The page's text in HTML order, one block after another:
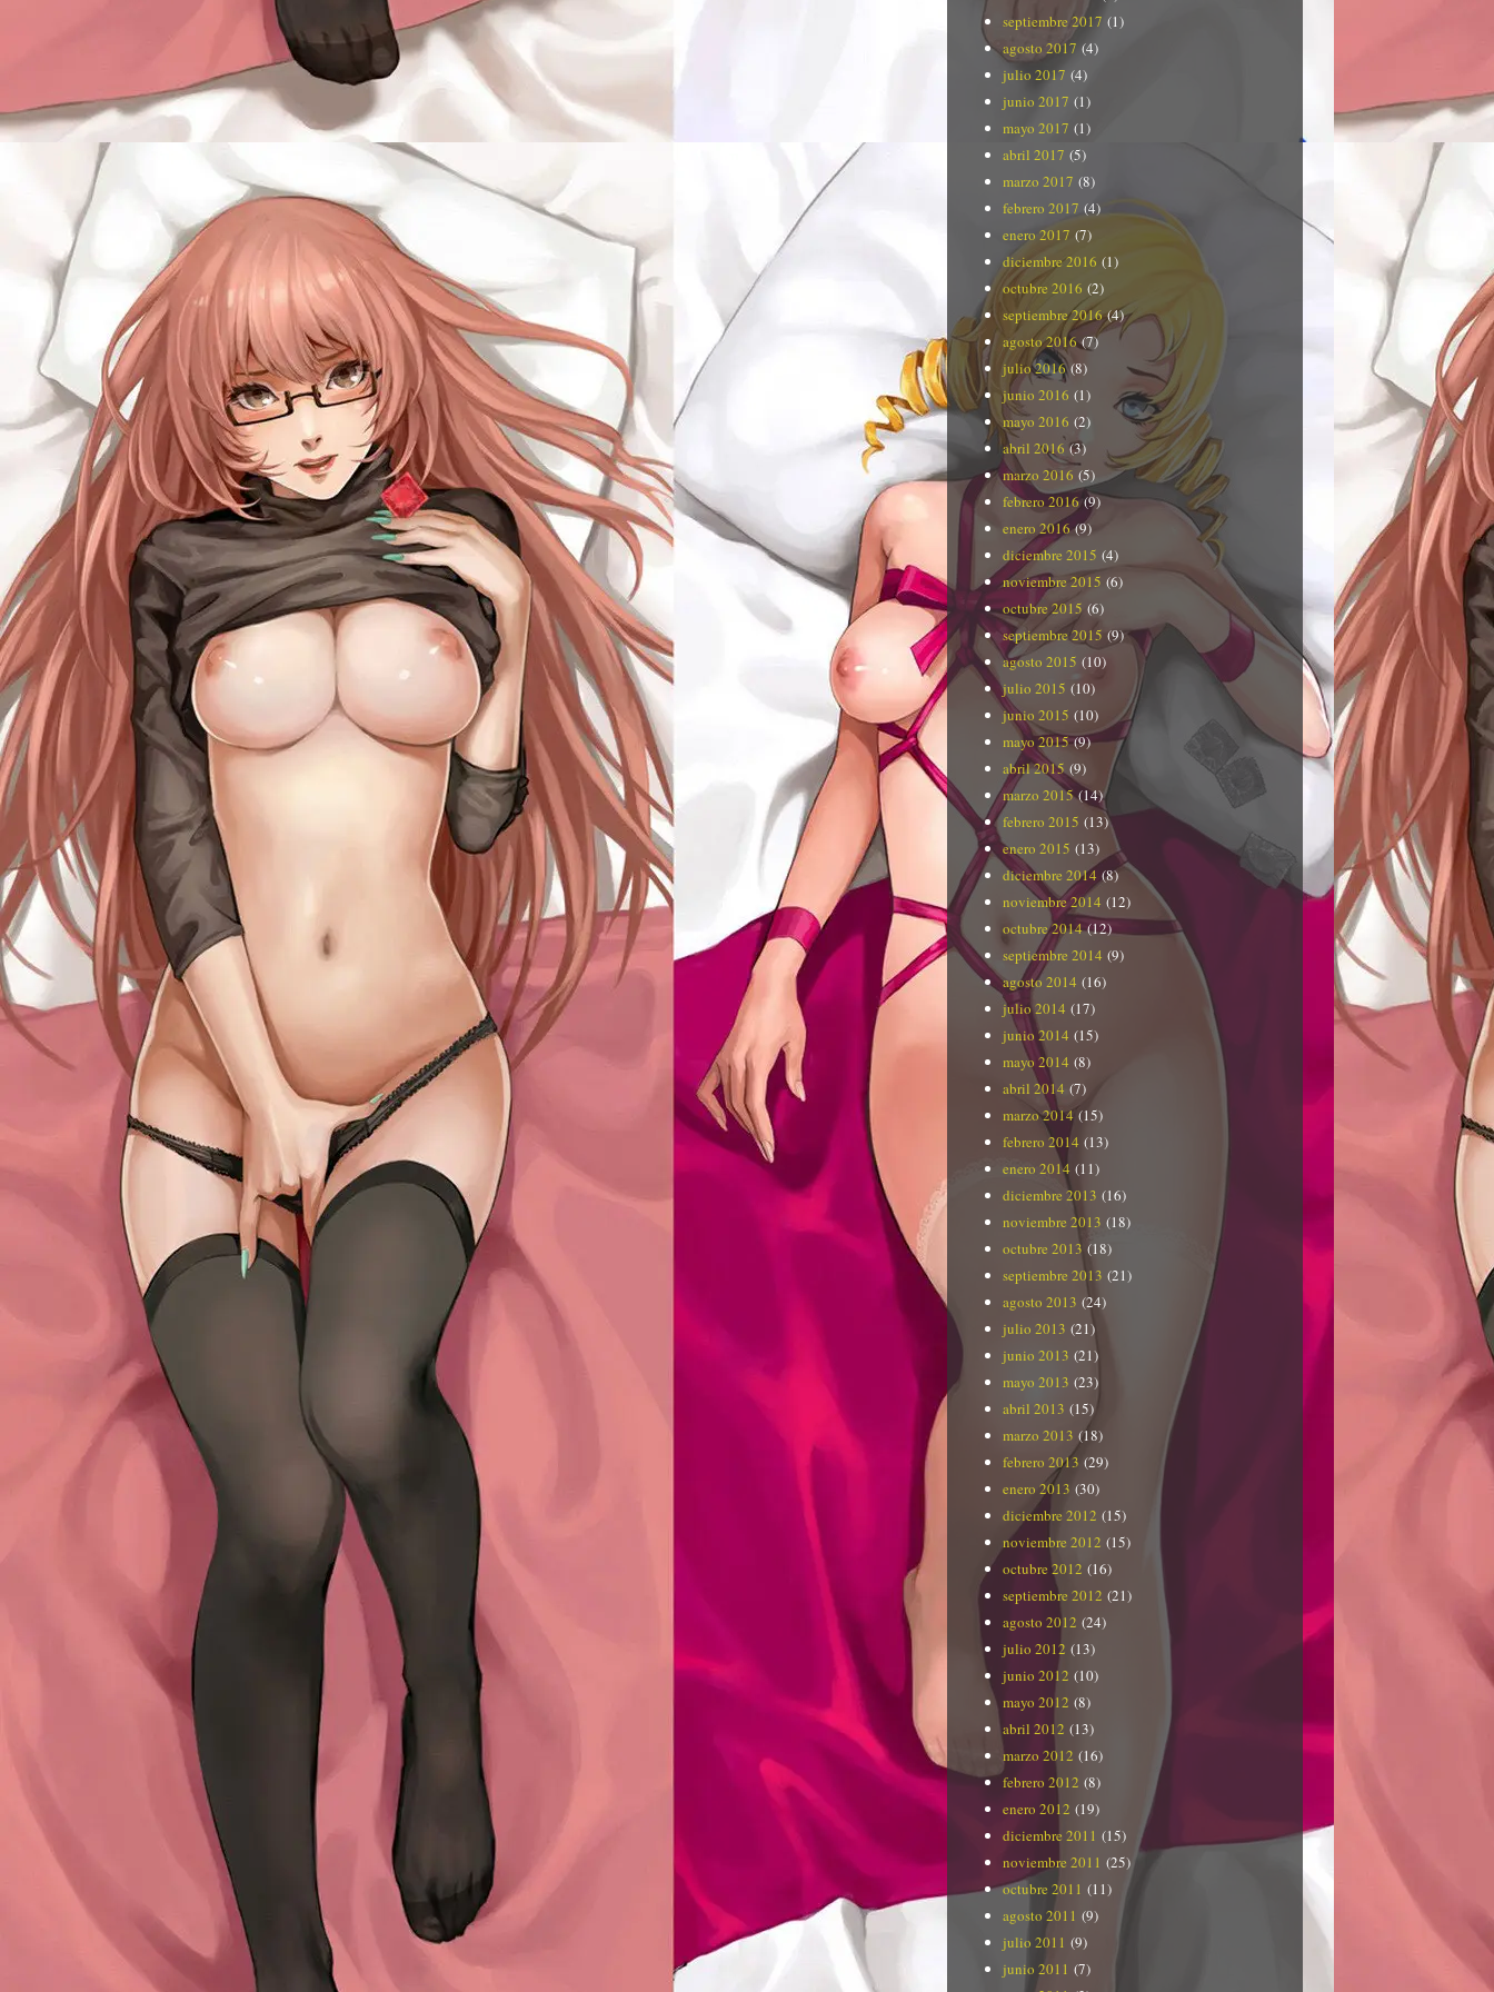
septiembre 2017 (1)
agosto 2017 (4)
julio 2017 (4)
junio 2017 (1)
mayo 2017 (1)
abril 2017 (5)
marzo 2017 (8)
febrero 2017 (4)
enero 2017 (7)
diciembre 2016 (1)
octubre 2016 (2)
septiembre 2016(4)
agosto 2016(7)
julio 2016(8)
junio 2016 (1)
mayo 2016 (2)
abril 2016 (3)
marzo 2016 (5)
febrero 2016(9)
enero 2016(9)
diciembre 2015 (4)
noviembre 2015 (6)
octubre 2015 (6)
septiembre 2015 (9)
agosto 2015 (10)
julio 2015 (10)
junio 2015 (10)
mayo 2015(9)
abril 2015 (9)
marzo 2015(14)
febrero 2015 (13)
enero 2015 (13)
diciembre 2014 (8)
noviembre 2014 (12)
octubre 2014(12)
septiembre 2014 (9)
agosto 2014 (16)
julio 2014 (17)
junio 2014 (15)
mayo 2014 (8)
abril 2014 (7)
marzo 2014 (15)
febrero 2014 (13)
enero 2014 (11)
diciembre 2013 (16)
noviembre 2013 (18)
octubre 2013 (18)
septiembre 2013 (21)
agosto 2013 (24)
julio 2013 (21)
junio 2013 (21)
mayo 2013 (23)
abril 2013 (15)
marzo 2013 (18)
febrero 2013 (29)
enero 2013 (30)
diciembre 2012 (15)
noviembre 2012 (15)
octubre 2012 (16)
septiembre 2012 (21)
agosto 2012 (24)
julio 2012 (13)
junio 2012 (10)
mayo 2012 (8)
abril 2012 (13)
marzo 2012 (16)
febrero 2012 (8)
enero 2012 (19)
diciembre 2011 (15)
noviembre 2011 (25)
octubre 2011 (11)
agosto 2011 (9)
julio 2011 (9)
junio 2011 (7)